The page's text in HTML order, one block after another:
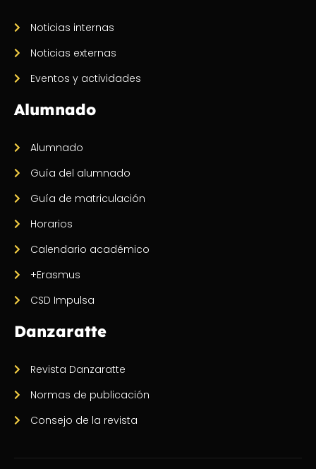
Noticias internas
Noticias externas
Eventos y actividades
Alumnado
Alumnado
Guía del alumnado
Guía de matriculación
Horarios
Calendario académico
+Erasmus
CSD Impulsa
Danzaratte
Revista Danzaratte
Normas de publicación
Consejo de la revista